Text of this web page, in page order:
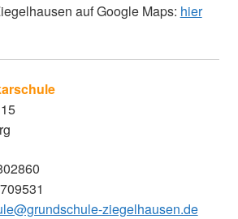
auf Google Maps: hier
ziegelhausen.de